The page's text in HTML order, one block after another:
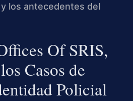
los antecedentes del
Of SRIS,
Casos de
Policial